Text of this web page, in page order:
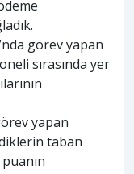
görev yapan
sırasında yer
yapan
taban